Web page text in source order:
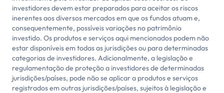
investidores devem estar preparados para aceitar os riscos
inerentes aos diversos mercados em que os fundos atuam e,
consequentemente, possíveis variações no patrimônio
investido. Os produtos e serviços aqui mencionados podem não
estar disponíveis em todas as jurisdições ou para determinadas
categorias de investidores. Adicionalmente, a legislação e
regulamentação de proteção a investidores de determinadas
jurisdições/países, pode não se aplicar a produtos e serviços
registrados em outras jurisdições/países, sujeitos à legislação e